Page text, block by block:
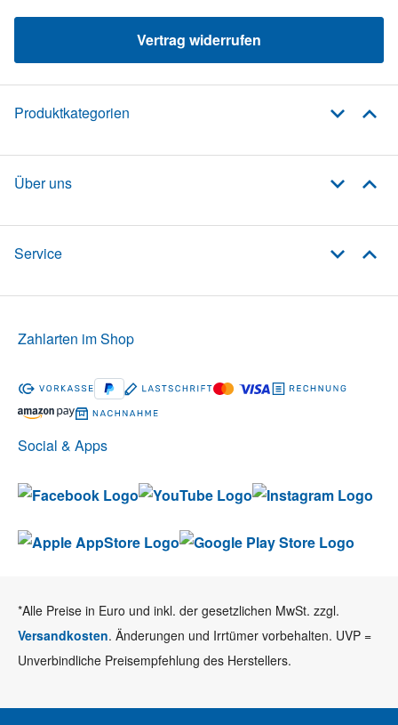
Vertrag widerrufen
Produktkategorien
Über uns
Service
Social & Apps
Zahlarten im Shop
*Alle Preise in Euro und inkl. der gesetzlichen MwSt. zzgl.
Versandkosten. Änderungen und Irrtümer vorbehalten. UVP =
Unverbindliche Preisempfehlung des Herstellers.